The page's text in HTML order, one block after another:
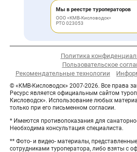
Мы в реестре туроператоров
ООО «КМВ-Кисловодск»
РТО 023053
Политика
Пользовательское
Рекомендательные технологии
© «КМВ-Кисловодск» 2007-2026. Все права
Ресурс является официальным сайтом
Кисловодск». Использование любых
только при его письменном согласии.
* Имеются противопоказания для
Необходима консультация специалиста.
** Фото- и видео- материалы,
сотрудниками туроператора, либо взяты с